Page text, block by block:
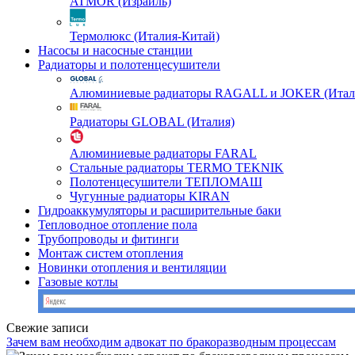
Термолюкс (Италия-Китай)
Насосы и насосные станции
Радиаторы и полотенцесушители
Алюминиевые радиаторы RAGALL и JOKER
Радиаторы GLOBAL (Италия)
Алюминиевые радиаторы FARAL
Стальные радиаторы TERMO TEKNIK
Полотенцесушители ТЕПЛОМАШ
Чугунные радиаторы KIRAN
Гидроаккумуляторы и расширительные баки
Тепловодное отопление пола
Трубопроводы и фитинги
Монтаж систем отопления
Новинки отопления и вентиляции
Газовые котлы
Свежие записи
Зачем вам необходим адвокат по бракоразводным процессам